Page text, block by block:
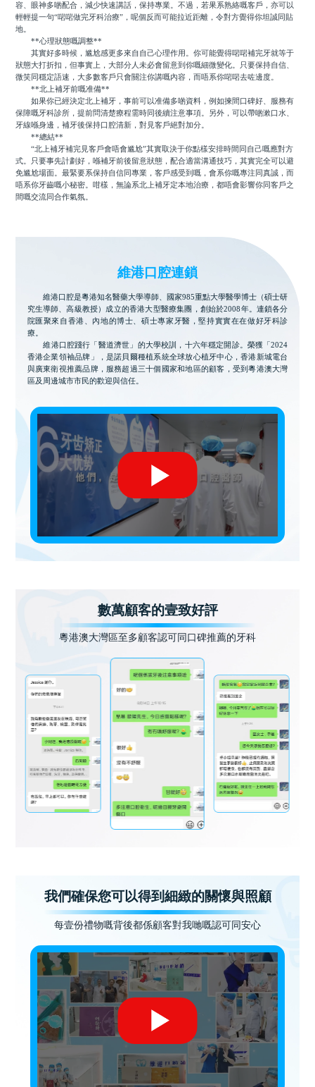
容、眼神多啲配合，減少快速講話，保持專業。不過，若果系熟絡嘅客戶，亦可以
輕輕提一句“啱啱做完牙科治療”，呢個反而可能拉近距離，令對方覺得你坦誠同貼
地。
**心理狀態嘅調整**
其實好多時候，尴尬感更多來自自己心理作用。你可能覺得啱啱補完牙就等于
狀態大打折扣，但事實上，大部分人未必會留意到你嘅細微變化。只要保持自信、
微笑同穩定語速，大多數客戶只會關注你講嘅內容，而唔系你啱啱去咗邊度。
**北上補牙前嘅准備**
如果你已經決定北上補牙，事前可以准備多啲資料，例如揀間口碑好、服務有
保障嘅牙科診所，提前問清楚療程需時同後續注意事項。另外，可以帶啲漱口水、
牙線喺身邊，補牙後保持口腔清新，對見客戶絕對加分。
**總結**
“北上補牙補完見客戶會唔會尴尬”其實取決于你點樣安排時間同自己嘅應對方
式。只要事先計劃好，喺補牙前後留意狀態，配合適當溝通技巧，其實完全可以避
免尴尬場面。最緊要系保持自信同專業，客戶感受到嘅，會系你嘅專注同真誠，而
唔系你牙齒嘅小秘密。咁樣，無論系北上補牙定本地治療，都唔會影響你同客戶之
間嘅交流同合作氣氛。
維港口腔連鎖
維港口腔是粵港知名醫藥大學導師、國家985重點大學醫學博士（碩士研
究生導師、高級教授）成立的香港大型醫療集團，創始於2008年。連鎖各分
院匯聚來自香港、內地的博士、碩士專家牙醫，堅持實實在在做好牙科診
療。
維港口腔踐行「醫道濟世」的大學校訓，十六年穩定開診。榮獲「2024
香港企業領袖品牌」，是諾貝爾種植系統全球放心植牙中心，香港新城電台
與廣東衛視推薦品牌，服務超過三十個國家和地區的顧客，受到粵港澳大灣
區及周邊城市市民的歡迎與信任。
數萬顧客的壹致好評
粵港澳大灣區至多顧客認可同口碑推薦的牙科
我們確保您可以得到細緻的關懷與照顧
每壹份禮物嘅背後都係顧客對我哋嘅認可同安心